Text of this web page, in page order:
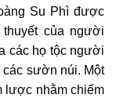
Su Phì được
của người
các họ tộc người
các sườn núi. Một
lược nhằm chiếm